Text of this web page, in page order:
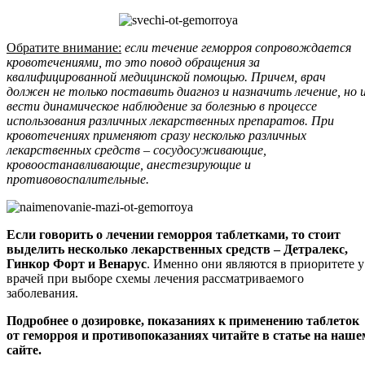
Обратите внимание: если течение геморроя сопровождается
кровотечениями, то это повод обращения за
квалифицированной медицинской помощью. Причем, врач
должен не только поставить диагноз и назначить лечение, но
вести динамическое наблюдение за болезнью в процессе
использования различных лекарственных препаратов. При
кровотечениях применяют сразу несколько различных
лекарственных средств – сосудосуживающие,
кровоостанавливающие, анестезирующие и
противовоспалительные.
Если говорить о лечении геморроя таблетками, то стоит
выделить несколько лекарственных средств – Детралекс,
Гинкор Форт и Венарус. Именно они являются в приоритете у
врачей при выборе схемы лечения рассматриваемого
заболевания.
Подробнее о дозировке, показаниях к применению таблеток
от геморроя и противопоказаниях читайте в статье на
сайте.